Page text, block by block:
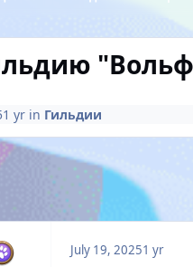
1 yr in Гильдии
July 19, 20251 yr